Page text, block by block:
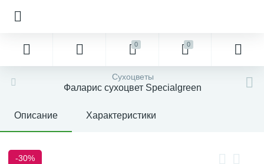
0 0
Сухоцветы
Фаларис сухоцвет Specialgreen
Описание Характеристики
-30%